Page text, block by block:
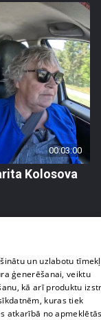
00:03:00
Kolosova
un uzlabotu
ģenerēšanai, veiktu
kā arī produktu
kuras tiek
atkarībā no